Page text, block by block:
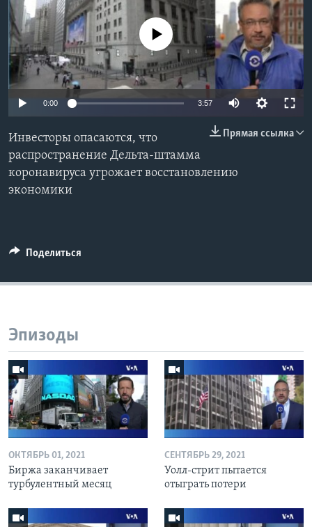
Learning English
СОЦИАЛЬНЫЕ СЕТИ
No media source currently available
0:00 3:57
Прямая ссылка
Инвесторы опасаются, что
распространение Дельта-штамма
коронавируса угрожает восстановлению
экономики
Поделиться
Эпизоды
ОКТЯБРЬ 01, 2021
Биржа заканчивает
турбулентный месяц
СЕНТЯБРЬ 29, 2021
Уолл-стрит пытается
отыграть потери